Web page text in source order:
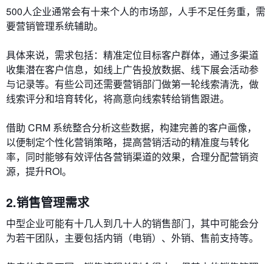
500人企业通常会有十来个人的市场部，人手不足任务重，需
要营销管理系统辅助。
具体来说，需求包括：精准定位目标客户群体，通过多渠道
收集潜在客户信息，如线上广告投放数据、线下展会活动参
与记录等。有些公司还需要营销部门做第一轮线索清洗，做
线索评分和培育转化，将高意向线索转给销售跟进。
借助 CRM 系统整合分析这些数据，构建完善的客户画像，
以便制定个性化营销策略，提高营销活动的精准度与转化
率，同时能够有效评估各营销渠道的效果，合理分配营销资
源，提升ROI。
2.销售管理需求
中型企业可能有十几人到几十人的销售部门，其中可能会分
为若干团队，主要包括内销（电销）、外销、售前支持等。